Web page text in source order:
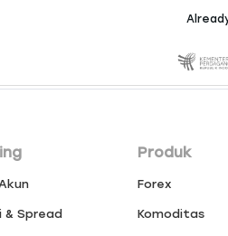
& Spread
Produk
Forex
Komoditas